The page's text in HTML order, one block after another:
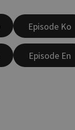
Episode Ko
Episode En